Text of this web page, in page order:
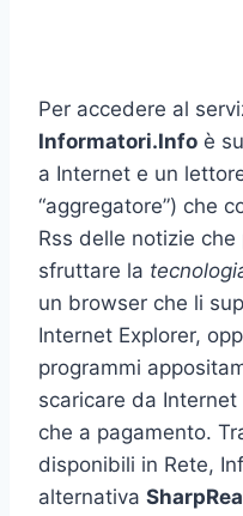
Per accedere al
Informatori.Info è
a Internet e un
“aggregatore”) che
Rss delle notizie
sfruttare la
un browser che li
Internet Explorer,
programmi
scaricare da
che a pagamento.
disponibili in Rete,
alternativa